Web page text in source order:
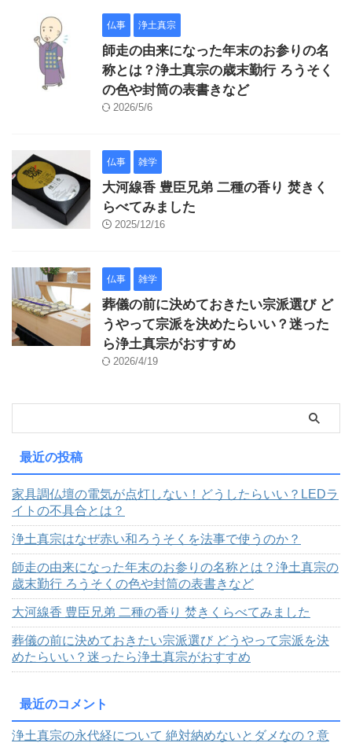
仏事 浄土真宗
師走の由来になった年末のお参りの名
称とは？浄土真宗の歳末勤行 ろうそく
の色や封筒の表書きなど
2026/5/6
仏事 雑学
大河線香 豊臣兄弟 二種の香り 焚きく
らべてみました
2025/12/16
仏事 雑学
葬儀の前に決めておきたい宗派選び ど
うやって宗派を決めたらいい？迷った
ら浄土真宗がおすすめ
2026/4/19
最近の投稿
家具調仏壇の電気が点灯しない！どうしたらいい？LEDラ
イトの不具合とは？
浄土真宗はなぜ赤い和ろうそくを法事で使うのか？
師走の由来になった年末のお参りの名称とは？浄土真宗の
歳末勤行 ろうそくの色や封筒の表書きなど
大河線香 豊臣兄弟 二種の香り 焚きくらべてみました
葬儀の前に決めておきたい宗派選び どうやって宗派を決
めたらいい？迷ったら浄土真宗がおすすめ
最近のコメント
浄土真宗の永代経について 絶対納めないとダメなの？意